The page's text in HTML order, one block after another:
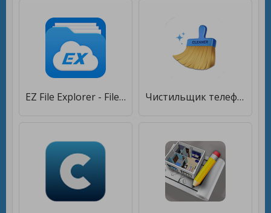
EZ File Explorer - File Manager Android, Clean [Полная версия] Чистильщик телефона - Clean, Master Antivirus [Без рекламы]